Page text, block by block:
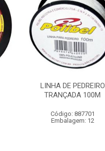
LINHA DE PEDREIRO
TRANÇADA 100M
Código: 887701
Embalagem: 12